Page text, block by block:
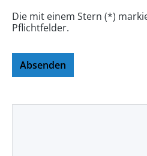
Die mit einem Stern (*)
Pflichtfelder.
Absenden